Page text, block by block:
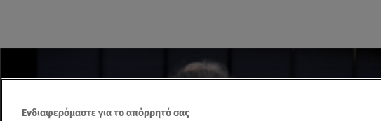
Ενδιαφερόμαστε για το απόρρητό σας